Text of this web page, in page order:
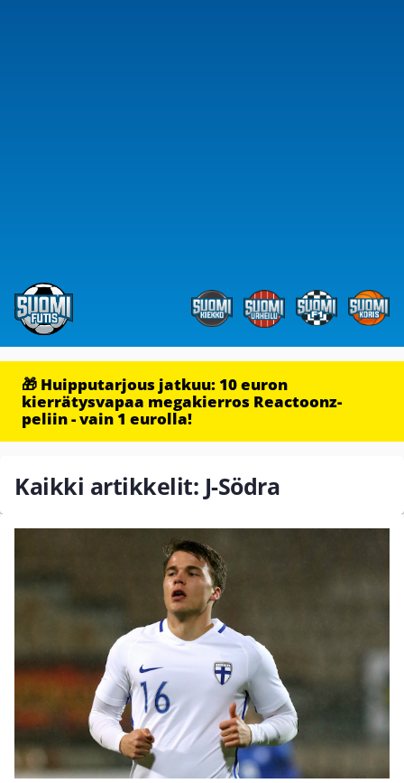
🎁 Huipputarjous jatkuu: 10 euron
kierrätysvapaa megakierros Reactoonz-
peliin - vain 1 eurolla!
Kaikki artikkelit: J-Södra